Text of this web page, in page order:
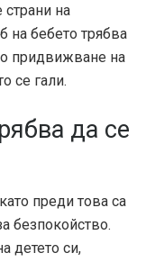
на
на бебето трябва
придвижване на
се гали.
да се
преди това са
безпокойство.
детето си,